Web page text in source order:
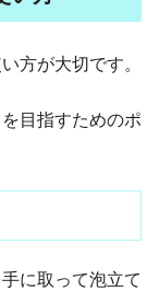
方が大切です。
目指すためのポ
に取って泡立て